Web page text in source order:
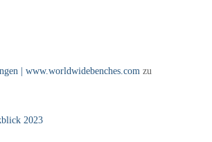
| www.worldwidebenches.com zu
2023